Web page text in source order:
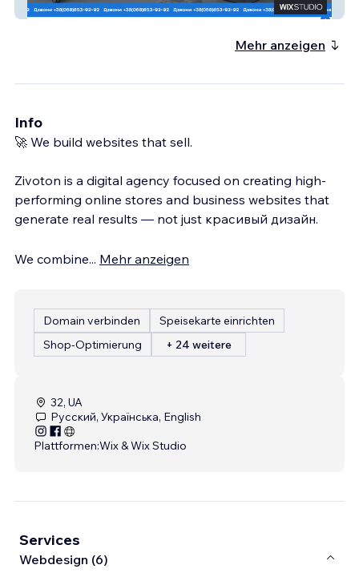
Мед 1
Mehr anzeigen
Info
🚀 We build websites that sell.
Zivoton is a digital agency focused on creating high-
performing online stores and business websites that
generate real results — not just красивый дизайн.
We combine... Mehr anzeigen
Domain verbinden
Speisekarte einrichten
Shop-Optimierung
+ 24 weitere
32, UA
Русский, Українська, English
Plattformen:Wix & Wix Studio
Services
Webdesign (6)